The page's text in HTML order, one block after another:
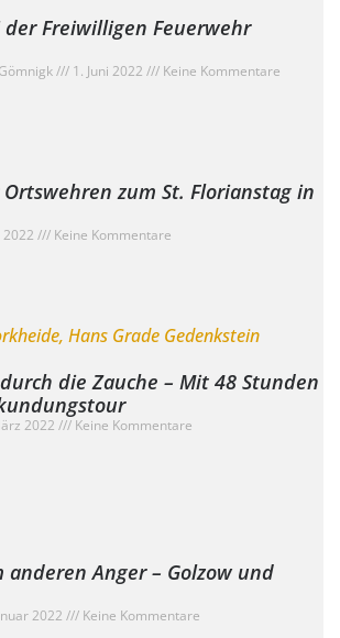
Freiwilligen Feuerwehr
1. Juni 2022
Keine Kommentare
zum St. Florianstag in
Keine Kommentare
die Zauche – Mit 48 Stunden
2022
Keine Kommentare
anderen Anger – Golzow und
2022
Keine Kommentare